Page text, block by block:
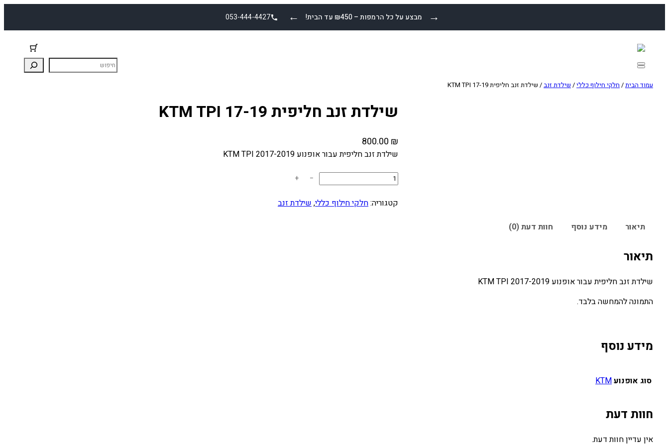
← מבצע על כל הרמפות – ₪450 עד הבית! →
053-444-4427
עמוד הבית/ חלקי חילוף כללי/ שילדת זנב/ שילדת זנב חליפית KTM TPI 17-19
שילדת זנב חליפית KTM TPI 17-19
800.00 ₪
שילדת זנב חליפית עבור אופנוע KTM TPI 2017-2019
כ
ו
−
+
קטגוריה:חלקי חילוף כללי, שילדת זנב
תיאור
מידע נוסף חוות דעת (0)
תיאור
שילדת זנב חליפית עבור אופנוע KTM TPI 2017-2019
התמונה להמחשה בלבד.
מידע נוסף
סוג אופנועKTM
חוות דעת
אין עדיין חוות דעת.